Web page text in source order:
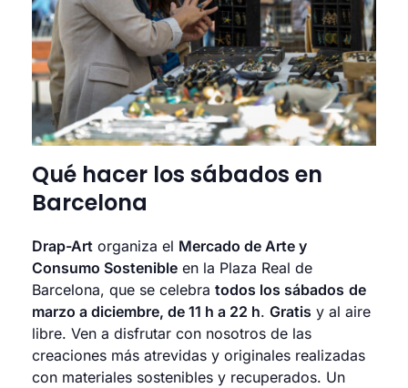
Qué hacer los sábados en
Barcelona
Drap-Art organiza el Mercado de Arte y
Consumo Sostenible en la Plaza Real de
Barcelona, que se celebra todos los sábados de
marzo a diciembre, de 11 h a 22 h. Gratis y al aire
libre. Ven a disfrutar con nosotros de las
creaciones más atrevidas y originales realizadas
con materiales sostenibles y recuperados. Un